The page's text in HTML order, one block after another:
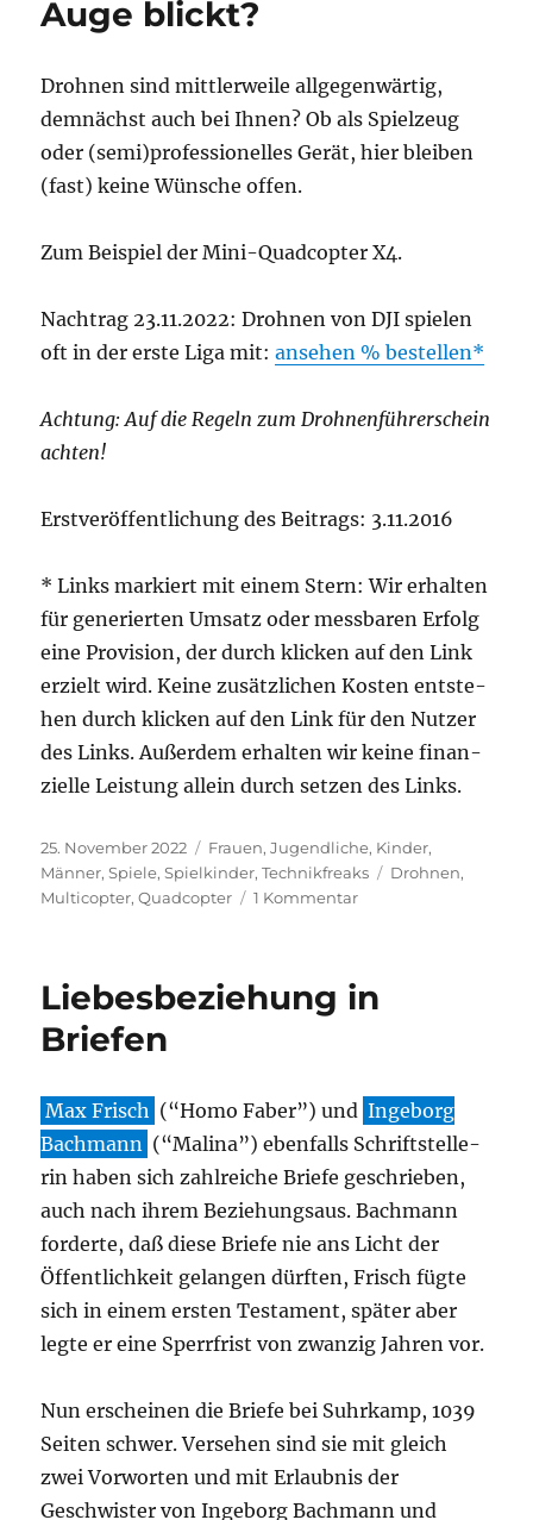
Auge blickt?
Droh­nen sind mitt­ler­wei­le all­ge­gen­wär­tig,
dem­nächst auch bei Ihnen? Ob als Spiel­zeug
oder (semi)professionelles Gerät, hier blei­ben
(fast) kei­ne Wün­sche offen.
Zum Bei­spiel der Mini-Quad­c­op­ter X4.
Nach­trag 23.11.2022: Droh­nen von DJI spie­len
oft in der ers­te Liga mit:anse­hen % bestellen
Ach­tung: Auf die Regeln zum Droh­nen­füh­rer­schein
achten!
Erst­ver­öf­fent­li­chung des Bei­trags: 3.11.2016
* Links mar­kiert mit einem Stern: Wir erhal­ten
für gene­rier­ten Umsatz oder mess­ba­ren Erfolg
eine Pro­vi­si­on, der durch kli­cken auf den Link
erzielt wird. Kei­ne zusätz­li­chen Kos­ten ent­ste­
hen durch kli­cken auf den Link für den Nut­zer
des Links. Außer­dem erhal­ten wir kei­ne finan­
zi­el­le Leis­tung allein durch set­zen des Links.
Veröffentlicht
am
25. November 2022 Kategorien
Frauen,Jugendliche, Kinder,
Männer,Spiele,Spielkinder,Technikfreaks Schlagwörter
Drohnen,
Multicopter,Quadcopter 1 Kommentarzu
Auge
Liebesbeziehung in
Briefen
Max Frisch (“Homo Faber”) und Inge­borg
Bach­mann (“Mali­na”) eben­falls Schrift­stel­le­
rin haben sich zahl­rei­che Brie­fe geschrie­ben,
auch nach ihrem Bezie­hungs­aus. Bach­mann
for­der­te, daß die­se Brie­fe nie ans Licht der
Öffent­lich­keit gelan­gen dürf­ten, Frisch füg­te
sich in einem ers­ten Tes­ta­ment, spä­ter aber
leg­te er eine Sperr­frist von zwan­zig Jah­ren vor.
Nun erschei­nen die Brie­fe bei Suhr­kamp, 1039
Sei­ten schwer. Ver­se­hen sind sie mit gleich
zwei Vor­wor­ten und mit Erlaub­nis der
Geschwis­ter von Inge­borg Bach­mann und